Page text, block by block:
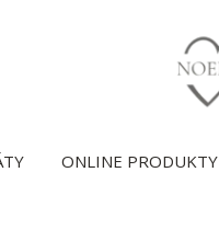
ONLINE PRODUKTY